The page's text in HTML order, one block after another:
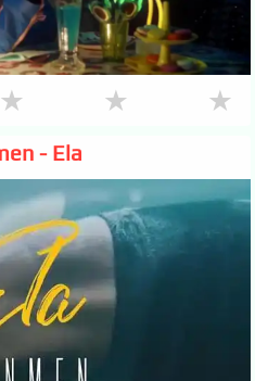
★ ★ ★
- Ela